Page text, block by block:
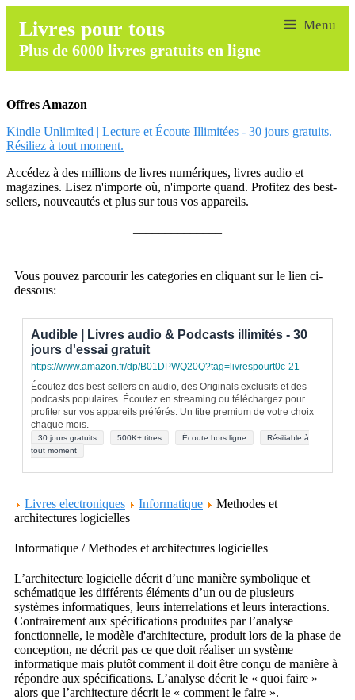
Livres pour tous
Plus de 6000 livres gratuits en ligne
Offres Amazon
Kindle Unlimited | Lecture et Écoute Illimitées - 30 jours gratuits.
Résiliez à tout moment.
Accédez à des millions de livres numériques, livres audio et
magazines. Lisez n'importe où, n'importe quand. Profitez des best-
sellers, nouveautés et plus sur tous vos appareils.
Vous pouvez parcourir les categories en cliquant sur le lien ci-
dessous:
Audible | Livres audio & Podcasts illimités - 30
jours d'essai gratuit
https://www.amazon.fr/dp/B01DPWQ20Q?tag=livrespourt0c-21
Écoutez des best-sellers en audio, des Originals exclusifs et des
podcasts populaires. Écoutez en streaming ou téléchargez pour
profiter sur vos appareils préférés. Un titre premium de votre choix
chaque mois.
30 jours gratuits 500K+ titres Écoute hors ligne
Résiliable à
tout moment
Livres electroniques Informatique
Methodes et
architectures logicielles
Informatique / Methodes et architectures logicielles
L’architecture logicielle décrit d’une manière symbolique et
schématique les différents éléments d’un ou de plusieurs
systèmes informatiques, leurs interrelations et leurs interactions.
Contrairement aux spécifications produites par l’analyse
fonctionnelle, le modèle d'architecture, produit lors de la phase de
conception, ne décrit pas ce que doit réaliser un système
informatique mais plutôt comment il doit être conçu de manière à
répondre aux spécifications. L’analyse décrit le « quoi faire »
alors que l’architecture décrit le « comment le faire ».